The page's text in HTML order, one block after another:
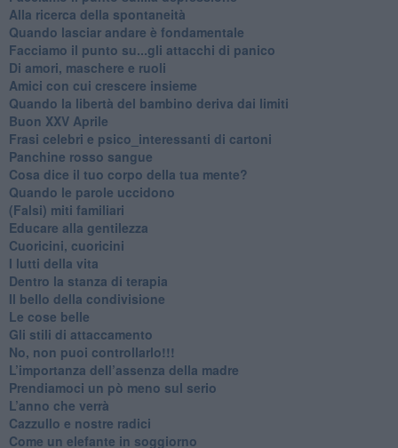
​Alla ricerca della spontaneità
​Quando lasciar andare è fondamentale
Facciamo il punto su...gli attacchi di panico
Di amori, maschere e ruoli
​Amici con cui crescere insieme
​Quando la libertà del bambino deriva dai limiti
Buon XXV Aprile
​Frasi celebri e psico_interessanti di cartoni
​Panchine rosso sangue
​Cosa dice il tuo corpo della tua mente?
​Quando le parole uccidono
​(Falsi) miti familiari
​Educare alla gentilezza
​Cuoricini, cuoricini
I lutti della vita
​Dentro la stanza di terapia
​Il bello della condivisione
Le cose belle
​Gli stili di attaccamento
No, non puoi controllarlo!!!
​L’importanza dell’assenza della madre
​Prendiamoci un pò meno sul serio
​L’anno che verrà
​Cazzullo e nostre radici
​Come un elefante in soggiorno